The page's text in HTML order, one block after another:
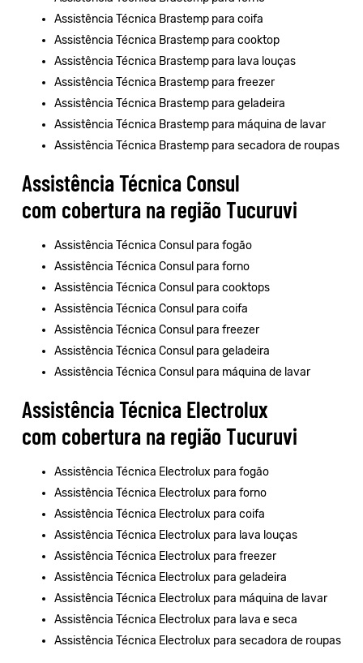
Assistência Técnica Brastemp para coifa
Assistência Técnica Brastemp para cooktop
Assistência Técnica Brastemp para lava louças
Assistência Técnica Brastemp para freezer
Assistência Técnica Brastemp para geladeira
Assistência Técnica Brastemp para máquina de lavar
Assistência Técnica Brastemp para secadora de roupas
Assistência Técnica Consul
com cobertura na região Tucuruvi
Assistência Técnica Consul para fogão
Assistência Técnica Consul para forno
Assistência Técnica Consul para cooktops
Assistência Técnica Consul para coifa
Assistência Técnica Consul para freezer
Assistência Técnica Consul para geladeira
Assistência Técnica Consul para máquina de lavar
Assistência Técnica Electrolux
com cobertura na região Tucuruvi
Assistência Técnica Electrolux para fogão
Assistência Técnica Electrolux para forno
Assistência Técnica Electrolux para coifa
Assistência Técnica Electrolux para lava louças
Assistência Técnica Electrolux para freezer
Assistência Técnica Electrolux para geladeira
Assistência Técnica Electrolux para máquina de lavar
Assistência Técnica Electrolux para lava e seca
Assistência Técnica Electrolux para secadora de roupas